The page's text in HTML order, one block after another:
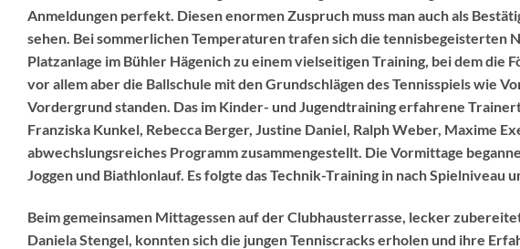
Anmeldungen perfekt. Diesen enormen Zuspruch muss man auch als
sehen. Bei sommerlichen Temperaturen trafen sich die tennisbegeisterten
Platzanlage im Bühler Hägenich zu einem vielseitigen Training, bei dem
vor allem aber die Ballschule mit den Grundschlägen des Tennisspiels wie
Vordergrund standen. Das im Kinder- und Jugendtraining erfahrene
Franziska Kunkel, Rebecca Berger, Justine Daniel, Ralph Weber, Maxime
abwechslungsreiches Programm zusammengestellt. Die Vormittage
Joggen und Biathlonlauf. Es folgte das Technik-Training in nach Spielniveau
Beim gemeinsamen Mittagessen auf der Clubhausterrasse, lecker
Daniela Stengel, konnten sich die jungen Tenniscracks erholen und ihre